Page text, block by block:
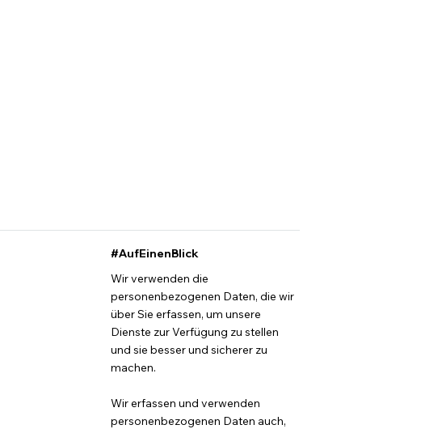
#AufEinenBlick
Wir verwenden die
personenbezogenen Daten, die wir
über Sie erfassen, um unsere
Dienste zur Verfügung zu stellen
und sie besser und sicherer zu
machen.
Wir erfassen und verwenden
personenbezogenen Daten auch,